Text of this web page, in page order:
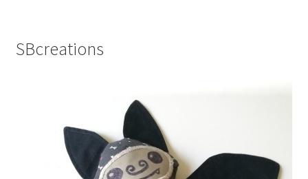
SBcreations